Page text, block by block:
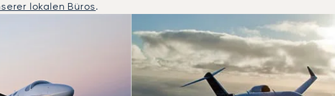
lokalen Büros.
Flugzeugmodelle nach Anzahl der Flugbewegungen im Jahr 2025
Reichweite (km)